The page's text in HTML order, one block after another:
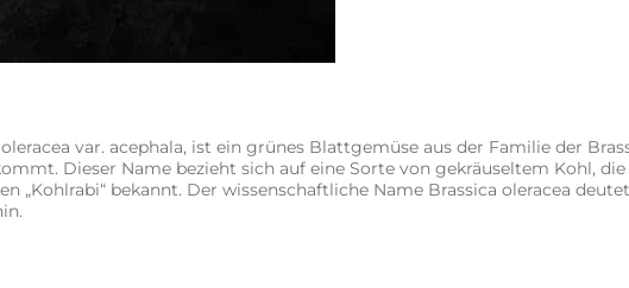
var. acephala, ist ein grünes Blattgemüse aus der Familie der
Dieser Name bezieht sich auf eine Sorte von gekräuseltem Kohl,
„Kohlrabi“ bekannt. Der wissenschaftliche Name Brassica oleracea